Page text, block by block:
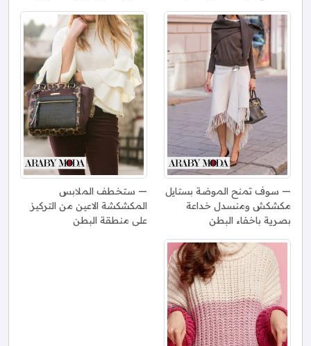
سوف تمنح الموضة بستايل
مكشكش ومنسدل خداعة
بصرية باخفاء البطن
ستخطف الملابس
المكشكشة الاعين من التركيز
على منطقة البطن